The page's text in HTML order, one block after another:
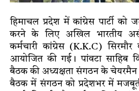
हिमाचल प्रदेश में कांग्रेस पार्टी को
करने के लिए अखिल भारतीय
कर्मचारी कांग्रेस (K.K.C)
आयोजित की गई। पांवटा साहिब
बैठक की अध्यक्षता संगठन के चेयरमैन
बैठक में संगठन को प्रदेशभर में